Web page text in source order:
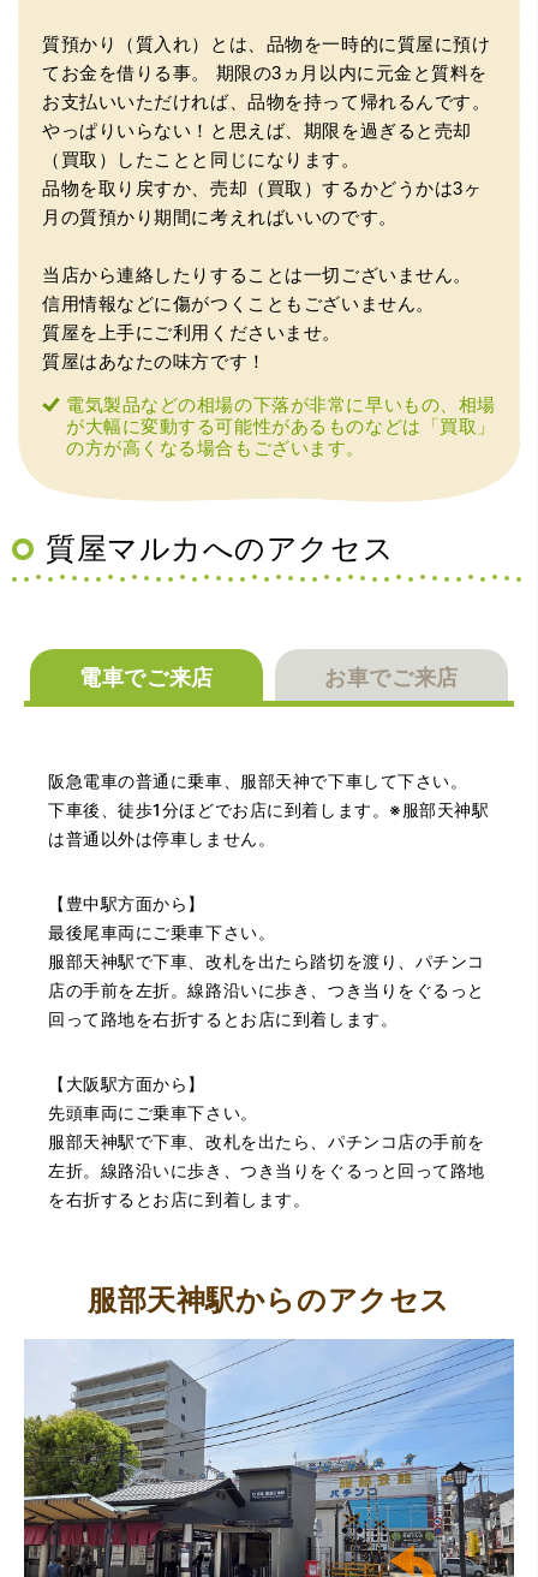
（兵庫県神戸市）別のお店でメール査定した際の1.5倍の金
額を提示いただけたので即決しました。楽器も安心してお
任せできそうです!
（大阪府大阪市）丁寧に査定していただいたうえ、商品保
えていただいた通りに保管してみようと思います。
額でした。一旦持ち帰りましたが、良い金額だったので買
取して頂きました。又、機会あれば是非利用したいです。
質預かり（質入れ）とは、品物を一時的に質屋に預け
てお金を借りる事。
期限の3ヵ月以内に元金と質料を
お支払いいただければ、品物を持って帰れるんです。
やっぱりいらない！と思えば、期限を過ぎると売却
（買取）したことと同じになります。
品物を取り戻すか、売却（買取）するかどうかは3ヶ
月の質預かり期間に考えればいいのです。
当店から連絡したりすることは一切ございません。
信用情報などに傷がつくこともございません。
質屋を上手にご利用くださいませ。
質屋はあなたの味方です！
電気製品などの相場の下落が非常に早いもの、相場
が大幅に変動する可能性があるものなどは「買取」
の方が高くなる場合もございます。
質屋マルカへのアクセス
電車でご来店 お車でご来店
阪急電車の普通に乗車、服部天神で下車して下さい。
下車後、徒歩1分ほどでお店に到着します。※服部天神駅
は普通以外は停車しません。
【豊中駅方面から】
最後尾車両にご乗車下さい。
服部天神駅で下車、改札を出たら踏切を渡り、パチンコ
店の手前を左折。線路沿いに歩き、つき当りをぐるっと
回って路地を右折するとお店に到着します。
【大阪駅方面から】
先頭車両にご乗車下さい。
服部天神駅で下車、改札を出たら、パチンコ店の手前を
左折。線路沿いに歩き、つき当りをぐるっと回って路地
を右折するとお店に到着します。
服部天神駅からのアクセス